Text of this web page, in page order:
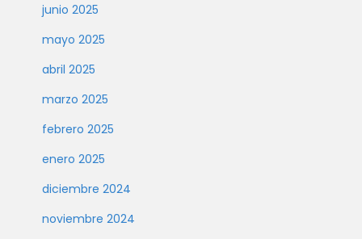
junio 2025
mayo 2025
abril 2025
marzo 2025
febrero 2025
enero 2025
diciembre 2024
noviembre 2024